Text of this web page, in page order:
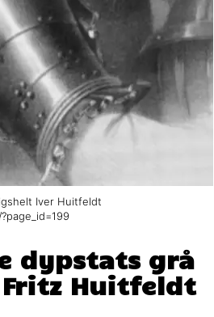
Iver Huitfeldt
dypstats grå
Fritz Huitfeldt